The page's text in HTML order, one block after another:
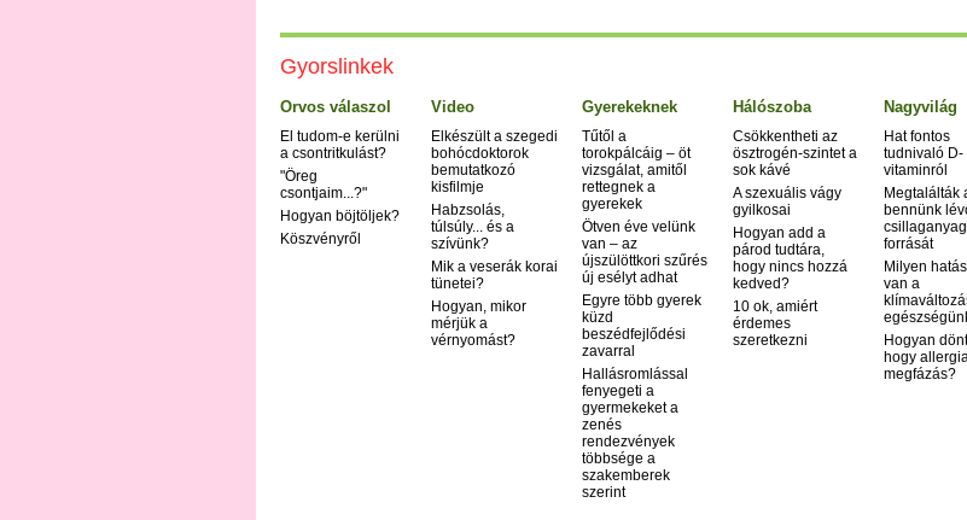
Gyorslinkek
Orvos válaszol
El tudom-e kerülni
a csontritkulást?
"Öreg
csontjaim...?"
Hogyan böjtöljek?
Köszvényről
Video
Elkészült a szegedi
bohócdoktorok
bemutatkozó
kisfilmje
Habzsolás,
túlsúly... és a
szívünk?
Mik a veserák korai
tünetei?
Hogyan, mikor
mérjük a
vérnyomást?
Gyerekeknek
Tűtől a
torokpálcáig – öt
vizsgálat, amitől
rettegnek a
gyerekek
Ötven éve velünk
van – az
újszülöttkori szűrés
új esélyt adhat
Egyre több gyerek
küzd
beszédfejlődési
zavarral
Hallásromlással
fenyegeti a
gyermekeket a
zenés
rendezvények
többsége a
szakemberek
szerint
Hálószoba
Csökkentheti az
ösztrogén-szintet a
sok kávé
A szexuális vágy
gyilkosai
Hogyan add a
párod tudtára,
hogy nincs hozzá
kedved?
10 ok, amiért
érdemes
szeretkezni
Nagyvilág
Hat fontos
tudnivaló D-
vitaminról
Megtalálták
bennünk
csillaganyag
forrását
Milyen
van a
Hogyan
hogy
megfázás?